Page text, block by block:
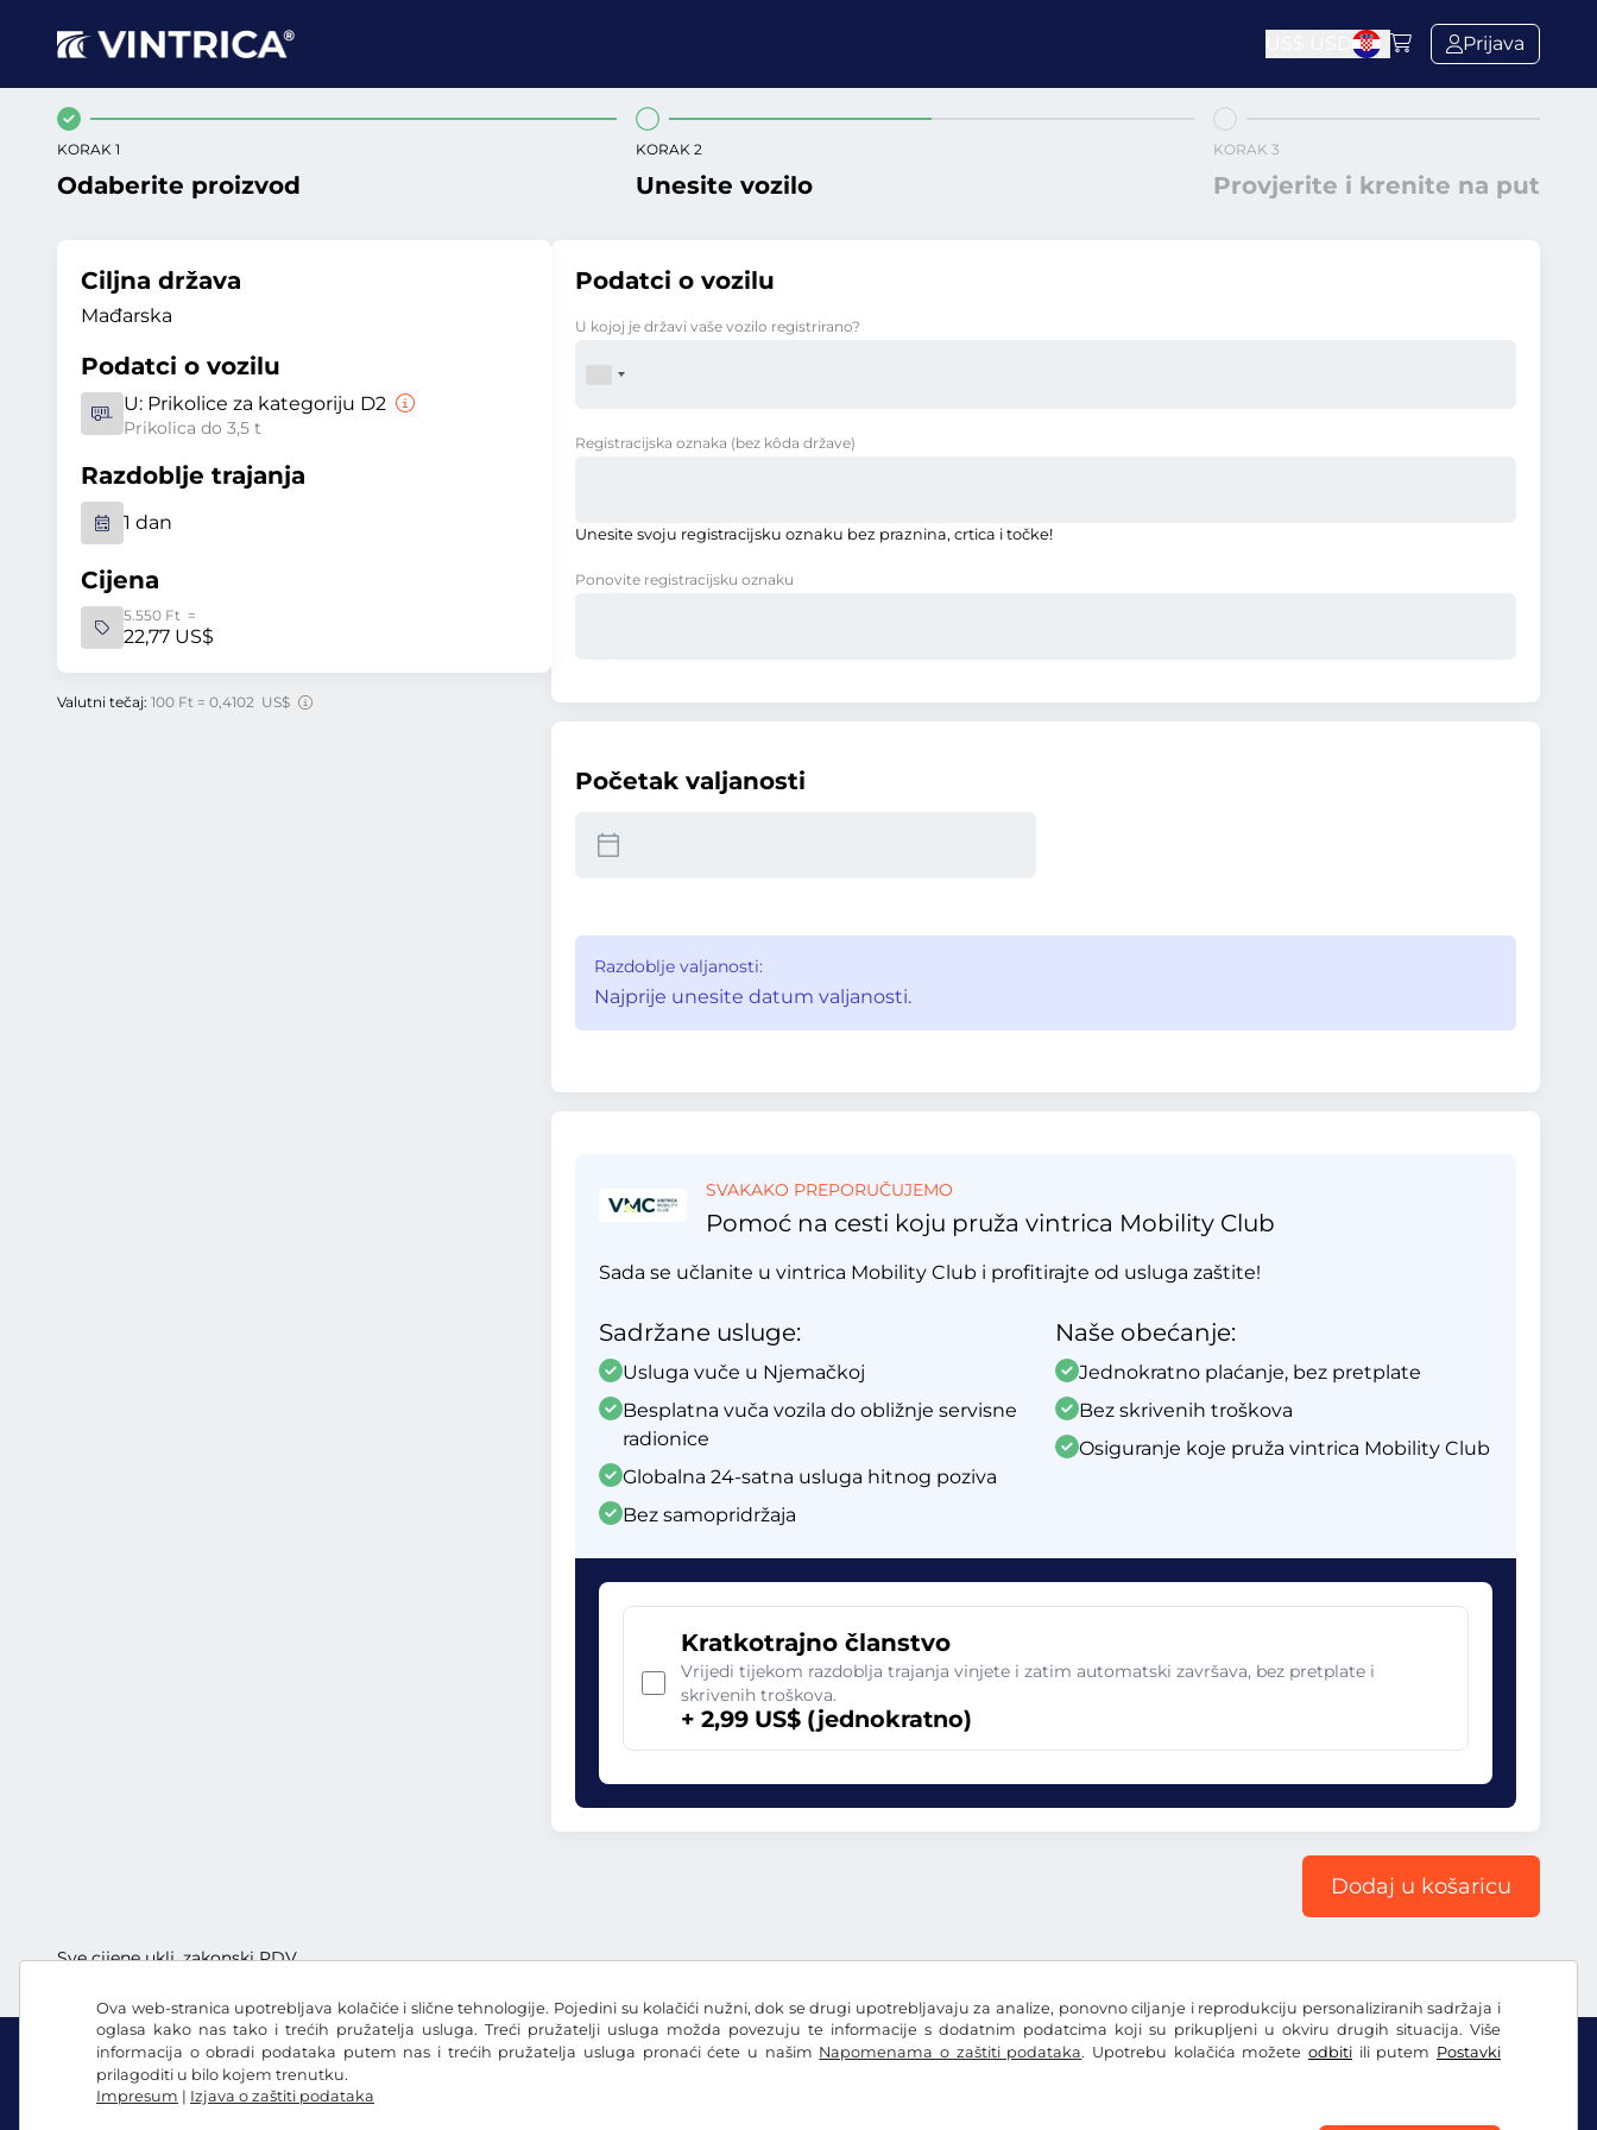
Ova web-stranica upotrebljava kolačiće i slične tehnologije. Pojedini su kolačići nužni, dok se drugi upotrebljavaju za analize, ponovno ciljanje i reprodukciju personaliziranih sadržaja i
oglasa kako nas tako i trećih pružatelja usluga. Treći pružatelji usluga možda povezuju te informacije s dodatnim podatcima koji su prikupljeni u okviru drugih situacija. Više
informacija o obradi podataka putem nas i trećih pružatelja usluga pronaći ćete u našim Napomenama o zaštiti podataka. Upotrebu kolačića možeteodbiti ili putem Postavki
prilagoditi u bilo kojem trenutku.
Impresum | Izjava o zaštiti podataka
Prijava
KORAK 1
Odaberite proizvod
KORAK 2
Unesite vozilo
KORAK 3
Provjerite i krenite na put
Ciljna država
Mađarska
Podatci o vozilu
U: Prikolice za kategoriju D2
Prikolica do 3,5 t
Razdoblje trajanja
1 dan
Cijena
5.550 Ft =
22,77 US$
Valutni tečaj: 100 Ft = 0,4102 US$
Podatci o vozilu
U kojoj je državi vaše vozilo registrirano?
Registracijska oznaka (bez kôda države)
Unesite svoju registracijsku oznaku bez praznina, crtica i točke!
Ponovite registracijsku oznaku
Početak valjanosti
Razdoblje valjanosti:
Najprije unesite datum valjanosti.
SVAKAKO PREPORUČUJEMO
Pomoć na cesti koju pruža vintrica Mobility Club
Sada se učlanite u vintrica Mobility Club i profitirajte od usluga zaštite!
Sadržane usluge:
Usluga vuče u Njemačkoj
Besplatna vuča vozila do obližnje servisne
radionice
Globalna 24-satna usluga hitnog poziva
Bez samopridržaja
Naše obećanje:
Jednokratno plaćanje, bez pretplate
Bez skrivenih troškova
Osiguranje koje pruža vintrica Mobility Club
Kratkotrajno članstvo
Vrijedi tijekom razdoblja trajanja vinjete i zatim automatski završava, bez pretplate i
skrivenih troškova.
+ 2,99 US$ (jednokratno)
Dodaj u košaricu
Sve cijene uklj. zakonski PDV